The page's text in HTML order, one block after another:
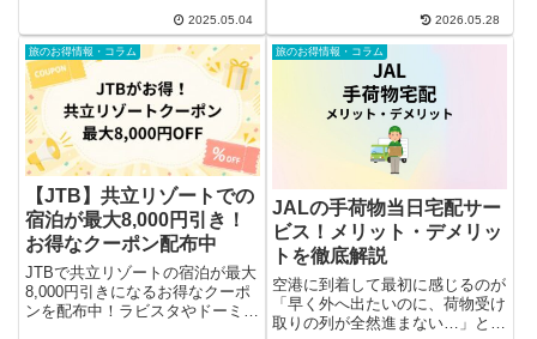
とコストパフォーマンスの良さか
ら、多くの旅行者に利用されてい
ます。一方で、「手数料が高い」
「対応にバラつきがある」といっ
たネ...
2025.05.04
ばよかった」「現地で困った」と
いう声を多く聞いてきました。海
外は日本と環境が大きく異なるた
め、ちょっとした準備不足がト
2026.05.28
旅のお得情報・コラム
【JTB】共立リゾートでの
宿泊が最大8,000円引き！
お得なクーポン配布中
JTBで共立リゾートの宿泊が最大
8,000円引きになるお得なクーポ
ンを配布中！ラビスタやドーミー
旅のお得情報・コラム
JALの手荷物当日宅配サー
ビス！メリット・デメリッ
トを徹底解説
空港に到着して最初に感じるのが
「早く外へ出たいのに、荷物受け
取りの列が全然進まない…」とい